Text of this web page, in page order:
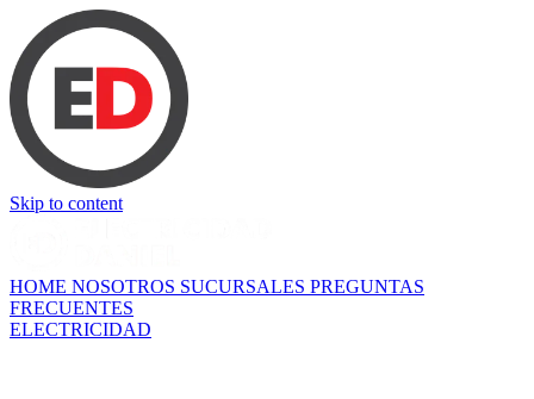
Skip to content
HOME NOSOTROS SUCURSALES PREGUNTAS
FRECUENTES
ELECTRICIDAD